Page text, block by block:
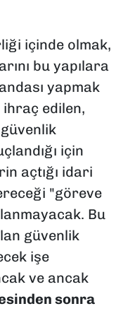
içinde olmak,
bu yapılara
yapmak
edilen,
için
açtığı idari
"göreve
Bu
güvenlik
işe
ve ancak
sonra